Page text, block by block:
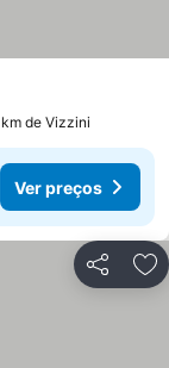
de Vizzini
Ver preços
Partilhar